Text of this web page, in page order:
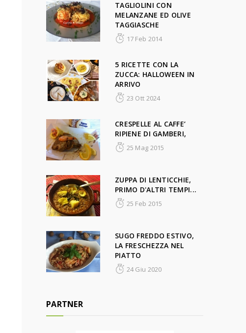
TAGLIOLINI CON
MELANZANE ED OLIVE
TAGGIASCHE
17 Feb 2014
5 RICETTE CON LA
ZUCCA: HALLOWEEN IN
ARRIVO
23 Ott 2024
CRESPELLE AL CAFFE’
RIPIENE DI GAMBERI,
25 Mag 2015
ZUPPA DI LENTICCHIE,
PRIMO D'ALTRI TEMPI...
25 Feb 2015
SUGO FREDDO ESTIVO,
LA FRESCHEZZA NEL
PIATTO
24 Giu 2020
PARTNER